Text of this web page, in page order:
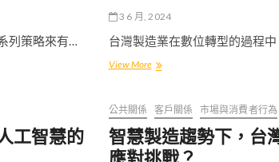
中
美
貿
易
全
球
供
應
列策略來有…
3 6 月, 2024
台灣製造業在數位轉型的過程
View More台
造
業
數
位
工智慧的
公共關係 客戶關係 市場與消費者行為
智慧製造趨勢下，台
應對挑戰？